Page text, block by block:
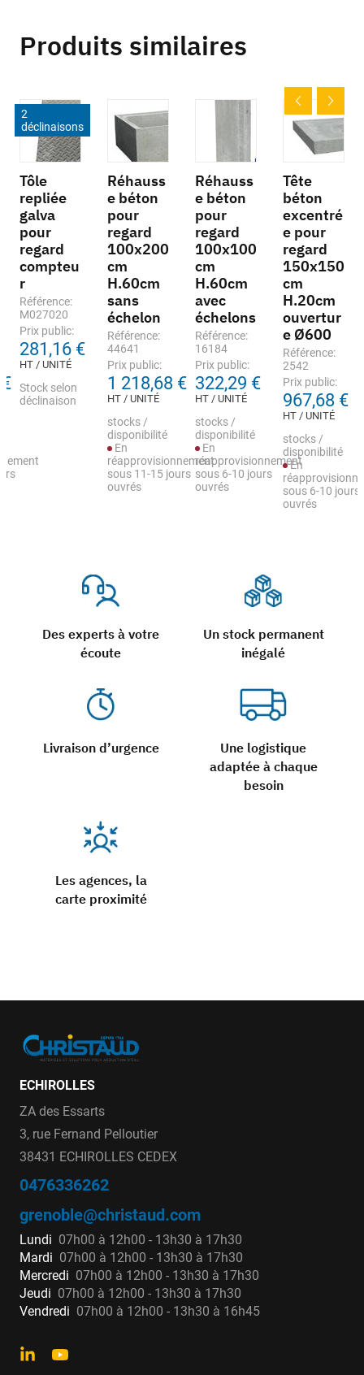
Des experts à votre
écoute
Un stock permanent
inégalé
Livraison d’urgence
Une logistique
adaptée à chaque
besoin
Les agences, la
carte proximité
Produits similaires
2
déclinaisons
Tôle
repliée
galva
pour
regard
compteu
r
Référence:
M027020
Prix public:
281,16 €
HT / UNITÉ
Stock selon
déclinaison
Réhauss
e béton
pour
regard
100x200
cm
H.60cm
sans
échelon
Référence:
44641
Prix public:
1 218,68 €
HT / UNITÉ
stocks /
disponibilité
En
réapprovisionnement
sous 11-15 jours
ouvrés
Réhauss
e béton
pour
regard
100x100
cm
H.60cm
avec
échelons
Référence:
16184
Prix public:
322,29 €
HT / UNITÉ
stocks /
disponibilité
En
réapprovisionnement
sous 6-10 jours
ouvrés
Tête
béton
excentré
e pour
regard
150x150
cm
H.20cm
ouvertur
e Ø600
Référence:
2542
Prix public:
967,68 €
HT / UNITÉ
stocks /
disponibilité
En
sous 6-10 jours
ouvrés
ECHIROLLES
ZA des Essarts
3, rue Fernand Pelloutier
38431 ECHIROLLES CEDEX
0476336262
grenoble@christaud.com
Lundi 07h00 à 12h00 - 13h30 à 17h30
Mardi 07h00 à 12h00 - 13h30 à 17h30
Mercredi 07h00 à 12h00 - 13h30 à 17h30
Jeudi 07h00 à 12h00 - 13h30 à 17h30
Vendredi 07h00 à 12h00 - 13h30 à 16h45